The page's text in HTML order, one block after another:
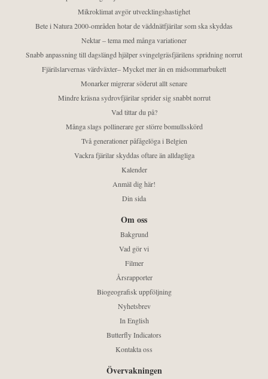
Mikroklimat avgör utvecklingshastighet
Bete i Natura 2000-områden hotar de väddnätfjärilar som ska skyddas
Nektar – tema med många variationer
Snabb anpassning till dagslängd hjälper svingelgräsfjärilens spridning norrut
Fjärilslarvernas värdväxter– Mycket mer än en midsommarbukett
Monarker migrerar söderut allt senare
Mindre kräsna sydrovfjärilar sprider sig snabbt norrut
Vad tittar du på?
Många slags pollinerare ger större bomullsskörd
Två generationer påfågelöga i Belgien
Vackra fjärilar skyddas oftare än alldagliga
Kalender
Anmäl dig här!
Din sida
Om oss
Bakgrund
Vad gör vi
Filmer
Årsrapporter
Biogeografisk uppföljning
Nyhetsbrev
In English
Butterfly Indicators
Kontakta oss
Övervakningen